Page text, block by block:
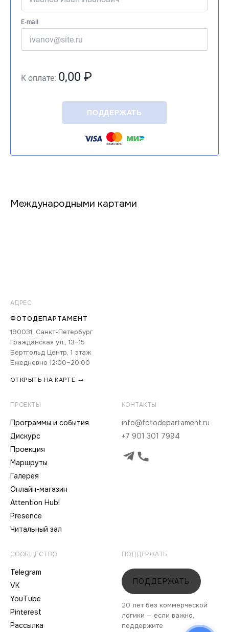
E-mail
К оплате: 0,00 ₽
ПОДДЕРЖАТЬ
Международными картами
АДРЕС
ФОТОДЕПАРТАМЕНТ
190031, Санкт-Петербург
Гражданская ул., 13–15
Бертгольд Центр, 1 этаж
Ежедневно 12:00–20:00
ОТКРЫТЬ НА КАРТЕ →
ПРОЕКТЫ
Программы и события
Дискурс
Проекция
Маршруты
Галерея
Онлайн-магазин
Attention Hub!
Presence
Читальный зал
КОНТАКТЫ
info@fotodepartament.ru
+7 901 301 7994
СООБЩЕСТВО
Telegram
VK
YouTube
Pinterest
Рассылка
ПОДДЕРЖАТЬ
ПОДДЕРЖАТЬ
20 лет без коммерческой
логики — если важно,
поддержите